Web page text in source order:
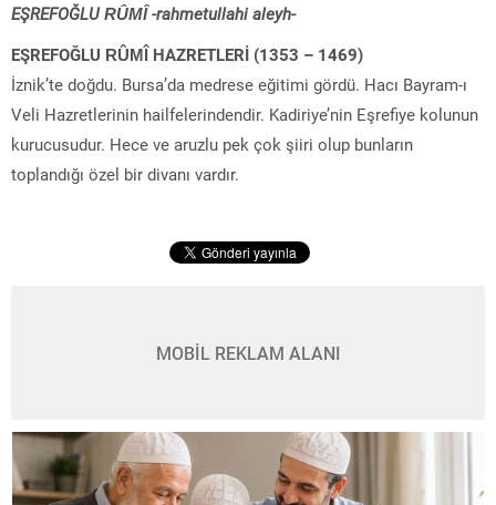
EŞREFOĞLU RÛMÎ -rahmetullahi aleyh-
EŞREFOĞLU RÛMÎ HAZRETLERİ (1353 – 1469)
İznik’te doğdu. Bursa’da medrese eğitimi gördü. Hacı Bayram-ı
Veli Hazretlerinin hailfelerindendir. Kadiriye’nin Eşrefiye kolunun
kurucusudur. Hece ve aruzlu pek çok şiiri olup bunların
toplandığı özel bir divanı vardır.
MOBİL REKLAM ALANI